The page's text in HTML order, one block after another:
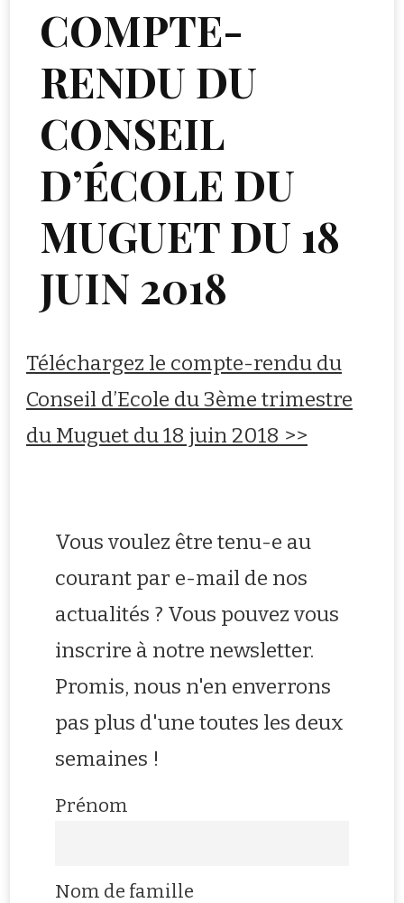
COMPTE-
RENDU DU
CONSEIL
D’ÉCOLE DU
MUGUET DU 18
JUIN 2018
Téléchargez le compte-rendu du
Conseil d’Ecole du 3ème trimestre
du Muguet du 18 juin 2018 >>
Vous voulez être tenu-e au
courant par e-mail de nos
actualités ? Vous pouvez vous
inscrire à notre newsletter.
Promis, nous n'en enverrons
pas plus d'une toutes les deux
semaines !
Prénom
Nom de famille